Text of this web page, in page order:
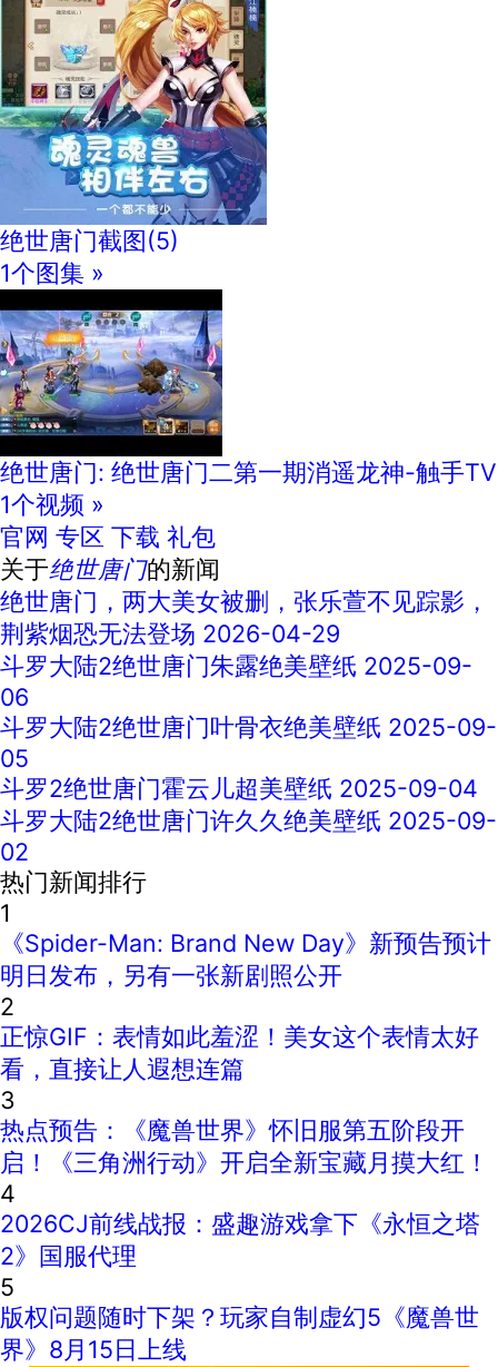
绝世唐门截图(5)
1个图集 »
绝世唐门: 绝世唐门二第一期消遥龙神-触手TV
1个视频 »
官网 专区 下载 礼包
关于绝世唐门的新闻
绝世唐门，两大美女被删，张乐萱不见踪影，
荆紫烟恐无法登场 2026-04-29
斗罗大陆2绝世唐门朱露绝美壁纸 2025-09-
06
斗罗大陆2绝世唐门叶骨衣绝美壁纸 2025-09-
05
斗罗2绝世唐门霍云儿超美壁纸 2025-09-04
斗罗大陆2绝世唐门许久久绝美壁纸 2025-09-
02
热门新闻排行
1
《Spider-Man: Brand New Day》新预告预计
明日发布，另有一张新剧照公开
2
正惊GIF：表情如此羞涩！美女这个表情太好
看，直接让人遐想连篇
3
热点预告：《魔兽世界》怀旧服第五阶段开
启！《三角洲行动》开启全新宝藏月摸大红！
4
2026CJ前线战报：盛趣游戏拿下《永恒之塔
2》国服代理
5
版权问题随时下架？玩家自制虚幻5《魔兽世
界》8月15日上线